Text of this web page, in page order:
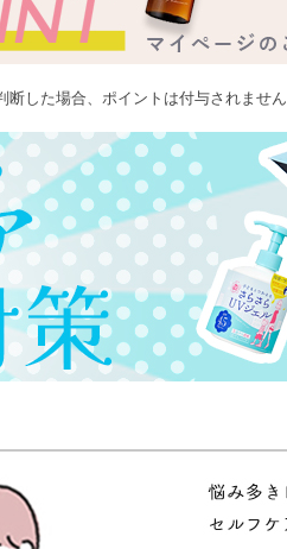
した場合、ポイントは付与されません